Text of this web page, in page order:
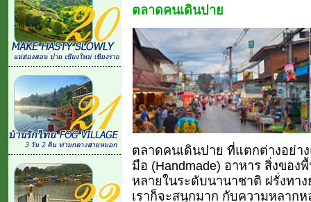
ตลาดคนเดินปาย
ตลาดคนเดินปาย ที่แตกต่างอย่
มือ (Handmade) อาหาร สิ่งขอ
หลายในระดับนานาชาติ ฝรั่งทา
เราก็จะสนุกมาก กับความหลากห